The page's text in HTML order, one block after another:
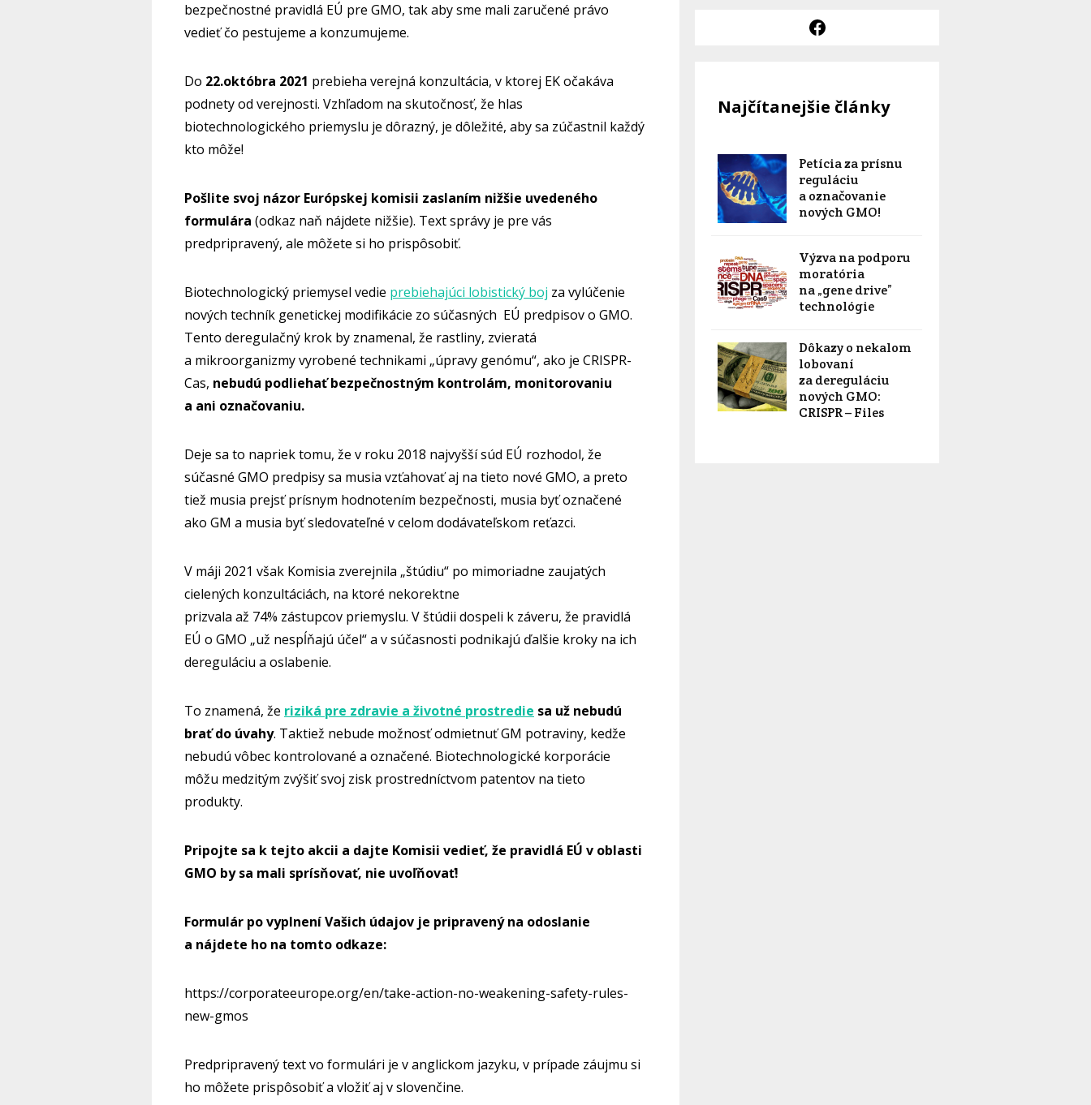
bezpečnostné pravidlá EÚ pre GMO, tak aby sme mali zaručené právo
vedieť čo pestujeme a konzumujeme.
Do 22.októbra 2021 prebieha verejná konzultácia, v ktorej EK očakáva
podnety od verejnosti. Vzhľadom na skutočnosť, že hlas
biotechnologického priemyslu je dôrazný, je dôležité, aby sa zúčastnil každý
kto môže!
Pošlite svoj názor Európskej komisii zaslaním nižšie uvedeného
formulára (odkaz naň nájdete nižšie). Text správy je pre vás
predpripravený, ale môžete si ho prispôsobiť.
Biotechnologický priemysel vedie prebiehajúci lobistický boj za vylúčenie
nových techník genetickej modifikácie zo súčasných EÚ predpisov o GMO.
Tento deregulačný krok by znamenal, že rastliny, zvieratá
a mikroorganizmy vyrobené technikami „úpravy genómu“, ako je CRISPR-
Cas, nebudú podliehať bezpečnostným kontrolám, monitorovaniu
a ani označovaniu.
Deje sa to napriek tomu, že v roku 2018 najvyšší súd EÚ rozhodol, že
súčasné GMO predpisy sa musia vzťahovať aj na tieto nové GMO, a preto
tiež musia prejsť prísnym hodnotením bezpečnosti, musia byť označené
ako GM a musia byť sledovateľné v celom dodávateľskom reťazci.
V máji 2021 však Komisia zverejnila „štúdiu“ po mimoriadne zaujatých
cielených konzultáciách, na ktoré nekorektne
prizvala až 74% zástupcov priemyslu. V štúdii dospeli k záveru, že pravidlá
EÚ o GMO „už nespĺňajú účel“ a v súčasnosti podnikajú ďalšie kroky na ich
dereguláciu a oslabenie.
To znamená, že riziká pre zdravie a životné prostredie sa už nebudú
brať do úvahy. Taktiež nebude možnosť odmietnuť GM potraviny, kedže
nebudú vôbec kontrolované a označené. Biotechnologické korporácie
môžu medzitým zvýšiť svoj zisk prostredníctvom patentov na tieto
produkty.
Pripojte sa k tejto akcii a dajte Komisii vedieť, že pravidlá EÚ v oblasti
GMO by sa mali sprísňovať, nie uvoľňovať!
Formulár po vyplnení Vašich údajov je pripravený na odoslanie
a nájdete ho na tomto odkaze:
https://corporateeurope.org/en/take-action-no-weakening-safety-rules-
new-gmos
Predpripravený text vo formulári je v anglickom jazyku, v prípade záujmu si
ho môžete prispôsobiť a vložiť aj v slovenčine.
Najčítanejšie články
Petícia za prísnu
reguláciu
a označovanie
nových GMO!
Výzva na podporu
moratória
na „gene drive”
technológie
Dôkazy o nekalom
lobovaní
za dereguláciu
nových GMO:
CRISPR – Files